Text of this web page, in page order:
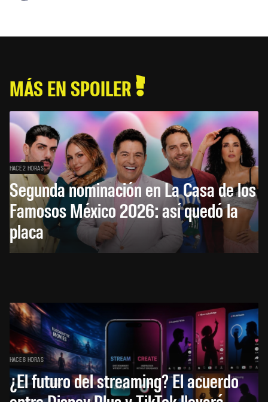
MÁS EN SPOILER
HACE 2 HORAS
Segunda nominación en La Casa de los
Famosos México 2026: así quedó la
placa
HACE 8 HORAS
¿El futuro del streaming? El acuerdo